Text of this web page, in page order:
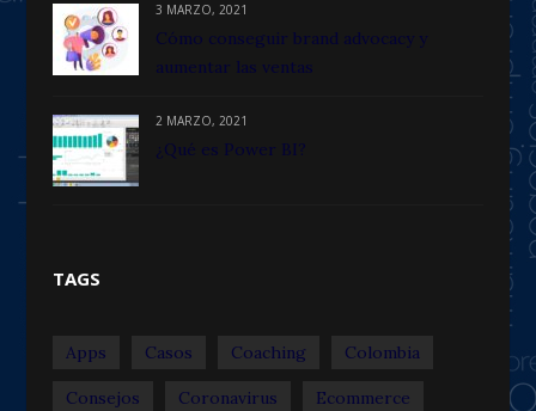
3 MARZO, 2021
Cómo conseguir brand advocacy y
aumentar las ventas
2 MARZO, 2021
¿Qué es Power BI?
TAGS
Apps Casos Coaching Colombia
Consejos Coronavirus Ecommerce